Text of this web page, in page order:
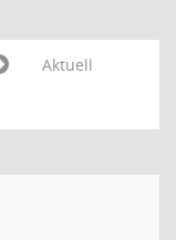
Aktuell